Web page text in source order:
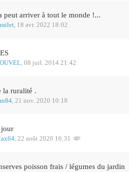
peut arriver à tout le monde !...
, 18 avr. 2022 18:02
, 08 juil. 2014 21:42
la ruralité .
, 21 nov. 2020 10:18
jour
, 22 août 2020 16:31
poisson frais / légumes du jardin